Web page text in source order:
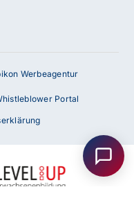
Nehmen Sie jetzt
auf Ihre Anfrage.
Werbeagentur
Portal